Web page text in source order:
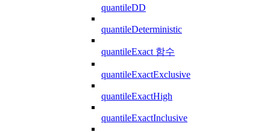
quantileDD
quantileDeterministic
quantileExact 함수
quantileExactExclusive
quantileExactHigh
quantileExactInclusive